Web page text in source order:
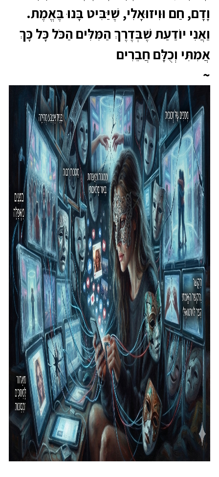
וָדָם, חַם וּוִיזוּאָלִי, שֶׁיַּבִּיט בָּנוּ בֶּאֱמֶת.
וַאֲנִי יוֹדַעַת שֶׁבְּדֶרֶךְ הַמִּלִּים הַכֹּל כָּל כָּךְ
אֲמִתִּי וְכֻלָּם חֲבֵרִים
~